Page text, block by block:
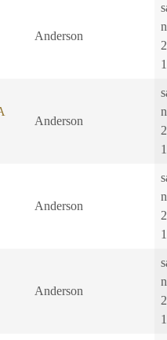
Anderson
Anderson
Anderson
Anderson